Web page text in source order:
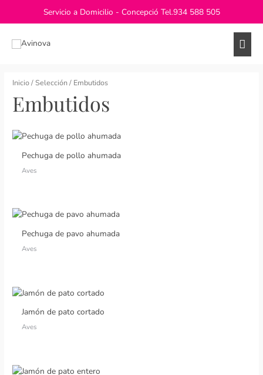
Servicio a Domicilio - Concepció Tel.934 588 505
Inicio/Selección/ Embutidos
Embutidos
Pechuga de pollo ahumada
Aves
Pechuga de pavo ahumada
Aves
Jamón de pato cortado
Aves